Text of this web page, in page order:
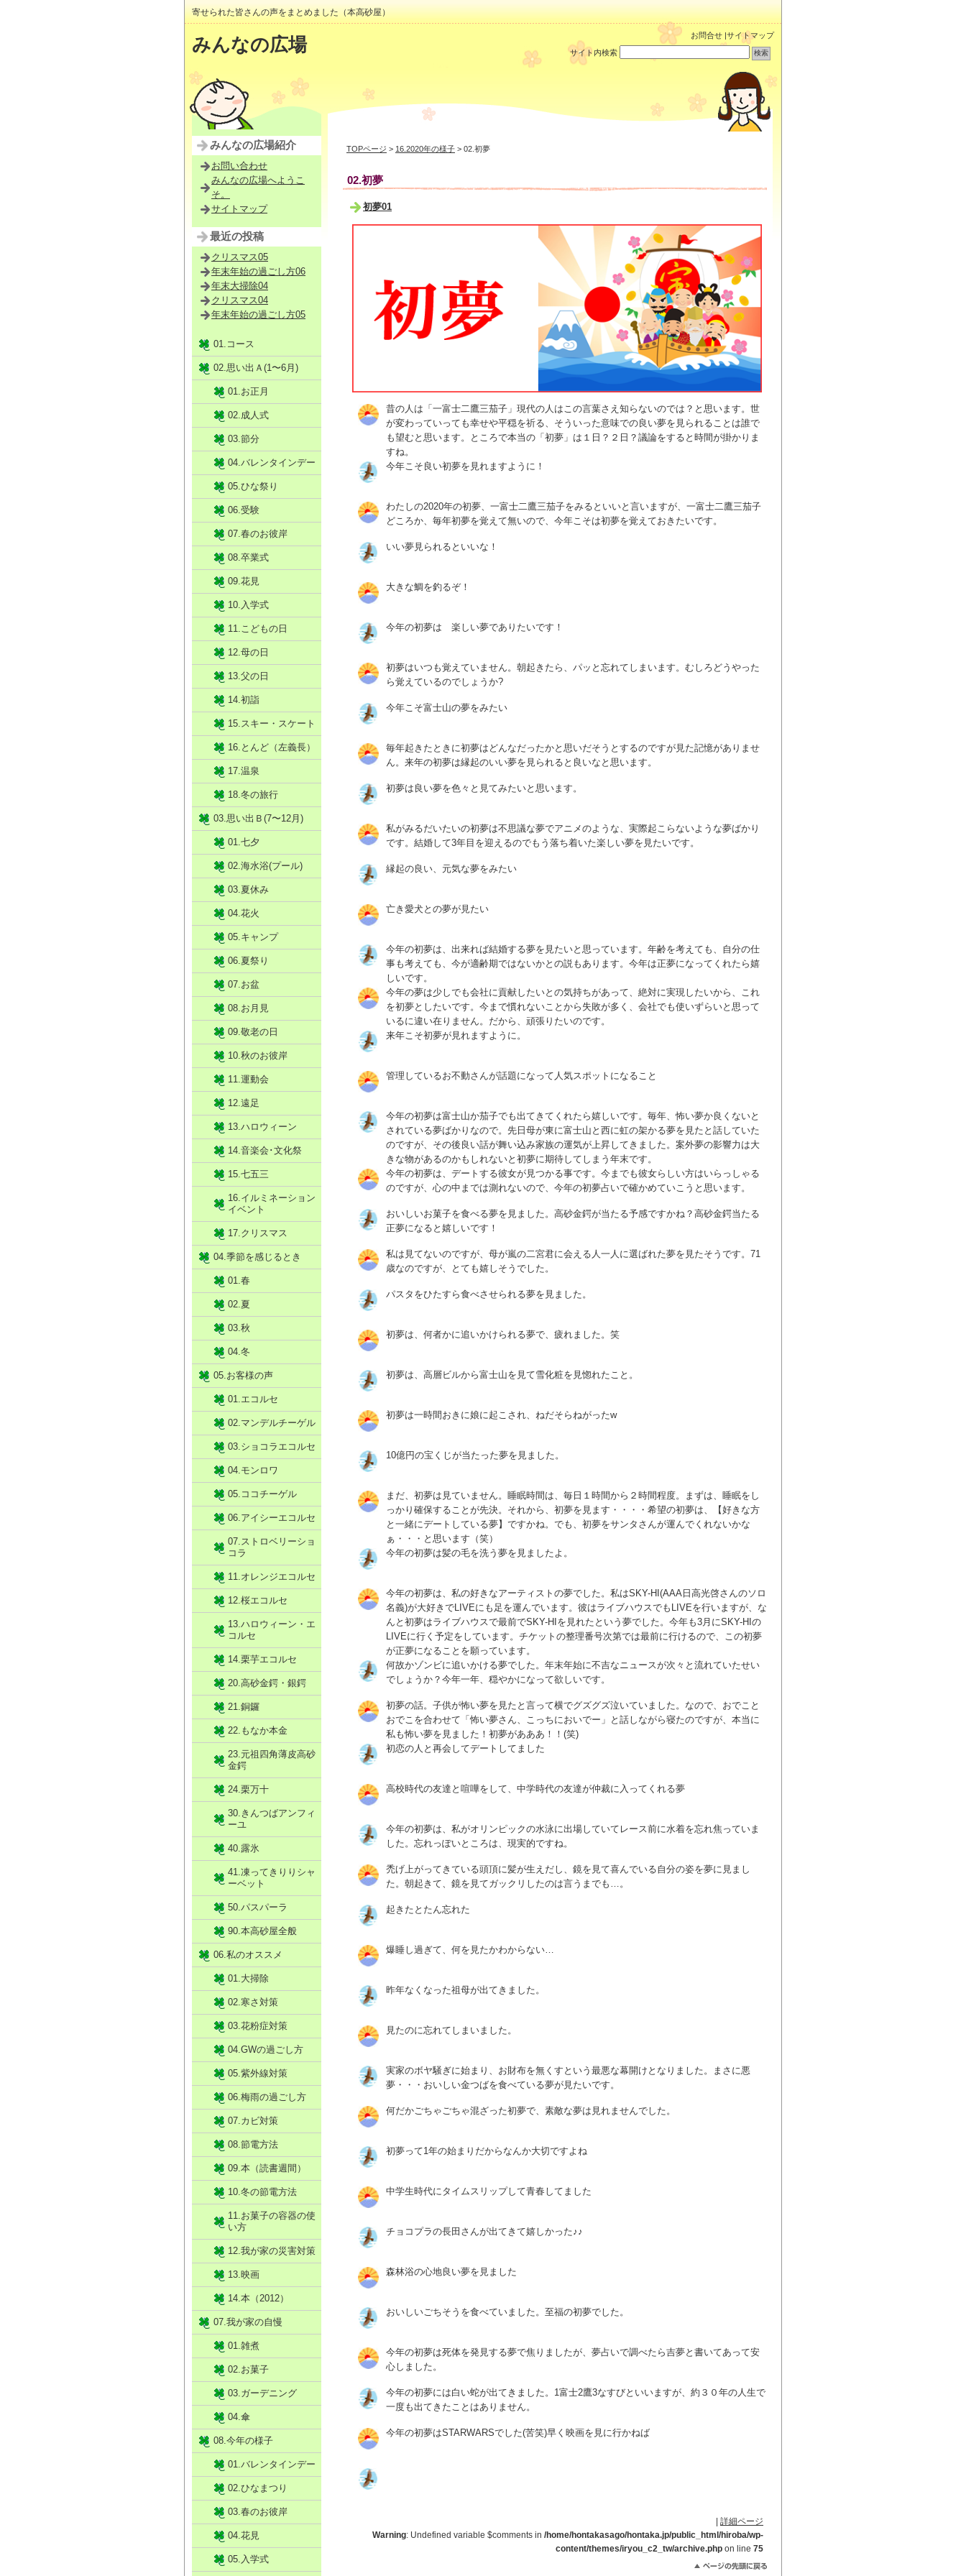
寄せられた皆さんの声をまとめました（本高砂屋）
みんなの広場 お問合せ |サイトマップ
サイト内検索
TOPページ > 16.2020年の様子 > 02.初夢
02.初夢
初夢01
昔の人は「一富士二鷹三茄子」現代の人はこの言葉さえ知らないのでは？と思います。世
が変わっていっても幸せや平穏を祈る、そういった意味での良い夢を見られることは誰で
も望むと思います。ところで本当の「初夢」は１日？２日？議論をすると時間が掛かりま
すね。
今年こそ良い初夢を見れますように！
わたしの2020年の初夢、一富士二鷹三茄子をみるといいと言いますが、一富士二鷹三茄子
どころか、毎年初夢を覚えて無いので、今年こそは初夢を覚えておきたいです。
いい夢見られるといいな！
大きな鯛を釣るぞ！
今年の初夢は 楽しい夢でありたいです！
初夢はいつも覚えていません。朝起きたら、パッと忘れてしまいます。むしろどうやった
ら覚えているのでしょうか?
今年こそ富士山の夢をみたい
毎年起きたときに初夢はどんなだったかと思いだそうとするのですが見た記憶がありませ
ん。来年の初夢は縁起のいい夢を見られると良いなと思います。
初夢は良い夢を色々と見てみたいと思います。
私がみるだいたいの初夢は不思議な夢でアニメのような、実際起こらないような夢ばかり
です。結婚して3年目を迎えるのでもう落ち着いた楽しい夢を見たいです。
縁起の良い、元気な夢をみたい
亡き愛犬との夢が見たい
今年の初夢は、出来れば結婚する夢を見たいと思っています。年齢を考えても、自分の仕
事も考えても、今が適齢期ではないかとの説もあります。今年は正夢になってくれたら嬉
しいです。
今年の夢は少しでも会社に貢献したいとの気持ちがあって、絶対に実現したいから、これ
を初夢としたいです。今まで慣れないことから失敗が多く、会社でも使いずらいと思って
いるに違い在りません。だから、頑張りたいのです。
来年こそ初夢が見れますように。
管理しているお不動さんが話題になって人気スポットになること
今年の初夢は富士山か茄子でも出てきてくれたら嬉しいです。毎年、怖い夢か良くないと
されている夢ばかりなので。先日母が東に富士山と西に虹の架かる夢を見たと話していた
のですが、その後良い話が舞い込み家族の運気が上昇してきました。案外夢の影響力は大
きな物があるのかもしれないと初夢に期待してしまう年末です。
今年の初夢は、デートする彼女が見つかる事です。今までも彼女らしい方はいらっしゃる
のですが、心の中までは測れないので、今年の初夢占いで確かめていこうと思います。
おいしいお菓子を食べる夢を見ました。高砂金鍔が当たる予感ですかね？高砂金鍔当たる
正夢になると嬉しいです！
私は見てないのですが、母が嵐の二宮君に会える人一人に選ばれた夢を見たそうです。71
歳なのですが、とても嬉しそうでした。
パスタをひたすら食べさせられる夢を見ました。
初夢は、何者かに追いかけられる夢で、疲れました。笑
初夢は、高層ビルから富士山を見て雪化粧を見惚れたこと。
初夢は一時間おきに娘に起こされ、ねだそらねがったw
10億円の宝くじが当たった夢を見ました。
まだ、初夢は見ていません。睡眠時間は、毎日１時間から２時間程度。まずは、睡眠をし
っかり確保することが先決。それから、初夢を見ます・・・・希望の初夢は、【好きな方
と一緒にデートしている夢】ですかね。でも、初夢をサンタさんが運んでくれないかな
ぁ・・・と思います（笑）
今年の初夢は髪の毛を洗う夢を見ましたよ。
今年の初夢は、私の好きなアーティストの夢でした。私はSKY-HI(AAA日高光啓さんのソロ
名義)が大好きでLIVEにも足を運んでいます。彼はライブハウスでもLIVEを行いますが、な
んと初夢はライブハウスで最前でSKY-HIを見れたという夢でした。今年も3月にSKY-HIの
LIVEに行く予定をしています。チケットの整理番号次第では最前に行けるので、この初夢
が正夢になることを願っています。
何故かゾンビに追いかける夢でした。年末年始に不吉なニュースが次々と流れていたせい
でしょうか？今年一年、穏やかになって欲しいです。
初夢の話。子供が怖い夢を見たと言って横でグズグズ泣いていました。なので、おでこと
おでこを合わせて「怖い夢さん、こっちにおいでー」と話しながら寝たのですが、本当に
私も怖い夢を見ました！初夢があああ！！(笑)
初恋の人と再会してデートしてました
高校時代の友達と喧嘩をして、中学時代の友達が仲裁に入ってくれる夢
今年の初夢は、私がオリンピックの水泳に出場していてレース前に水着を忘れ焦っていま
した。忘れっぽいところは、現実的ですね。
禿げ上がってきている頭頂に髪が生えだし、鏡を見て喜んでいる自分の姿を夢に見まし
た。朝起きて、鏡を見てガックリしたのは言うまでも…。
起きたとたん忘れた
爆睡し過ぎて、何を見たかわからない…
昨年なくなった祖母が出てきました。
見たのに忘れてしまいました。
実家のボヤ騒ぎに始まり、お財布を無くすという最悪な幕開けとなりました。まさに悪
夢・・・おいしい金つばを食べている夢が見たいです。
何だかごちゃごちゃ混ざった初夢で、素敵な夢は見れませんでした。
初夢って1年の始まりだからなんか大切ですよね
中学生時代にタイムスリップして青春してました
チョコプラの長田さんが出てきて嬉しかった♪♪
森林浴の心地良い夢を見ました
おいしいごちそうを食べていました。至福の初夢でした。
今年の初夢は死体を発見する夢で焦りましたが、夢占いで調べたら吉夢と書いてあって安
心しました。
今年の初夢には白い蛇が出てきました。1富士2鷹3なすびといいますが、約３０年の人生で
一度も出てきたことはありません。
今年の初夢はSTARWARSでした(苦笑)早く映画を見に行かねば
| 詳細ページ
Warning: Undefined variable $comments in /home/hontakasago/hontaka.jp/public_html/hiroba/wp-
content/themes/iryou_c2_tw/archive.php on line 75
みんなの広場紹介
お問い合わせ
みんなの広場へようこ
そ。
サイトマップ
最近の投稿
クリスマス05
年末年始の過ごし方06
年末大掃除04
クリスマス04
年末年始の過ごし方05
01.コース
02.思い出Ａ(1〜6月)
01.お正月
02.成人式
03.節分
04.バレンタインデー
05.ひな祭り
06.受験
07.春のお彼岸
08.卒業式
09.花見
10.入学式
11.こどもの日
12.母の日
13.父の日
14.初詣
15.スキー・スケート
16.とんど（左義長）
17.温泉
18.冬の旅行
03.思い出Ｂ(7〜12月)
01.七夕
02.海水浴(プール)
03.夏休み
04.花火
05.キャンプ
06.夏祭り
07.お盆
08.お月見
09.敬老の日
10.秋のお彼岸
11.運動会
12.遠足
13.ハロウィーン
14.音楽会･文化祭
15.七五三
16.イルミネーション
イベント
17.クリスマス
04.季節を感じるとき
01.春
02.夏
03.秋
04.冬
05.お客様の声
01.エコルセ
02.マンデルチーゲル
03.ショコラエコルセ
04.モンロワ
05.ココチーゲル
06.アイシーエコルセ
07.ストロベリーショ
コラ
11.オレンジエコルセ
12.桜エコルセ
13.ハロウィーン・エ
コルセ
14.栗芋エコルセ
20.高砂金鍔・銀鍔
21.銅鑼
22.もなか本金
23.元祖四角薄皮高砂
金鍔
24.栗万十
30.きんつばアンフィ
ーユ
40.露氷
41.凍ってきりりシャ
ーベット
50.パスパーラ
90.本高砂屋全般
06.私のオススメ
01.大掃除
02.寒さ対策
03.花粉症対策
04.GWの過ごし方
05.紫外線対策
06.梅雨の過ごし方
07.カビ対策
08.節電方法
09.本（読書週間）
10.冬の節電方法
11.お菓子の容器の使
い方
12.我が家の災害対策
13.映画
14.本（2012）
07.我が家の自慢
01.雑煮
02.お菓子
03.ガーデニング
04.傘
08.今年の様子
01.バレンタインデー
02.ひなまつり
03.春のお彼岸
04.花見
05.入学式